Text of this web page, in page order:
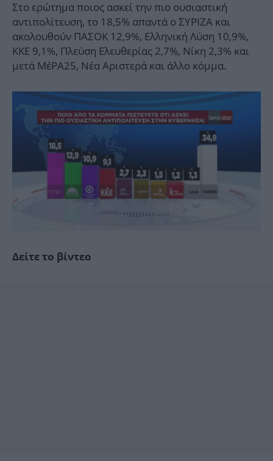
Στο ερώτημα ποιος ασκεί την πιο ουσιαστική
αντιπολίτευση, το 18,5% απαντά ο ΣΥΡΙΖΑ και
ακολουθούν ΠΑΣΟΚ 12,9%, Ελληνική Λύση 10,9%,
ΚΚΕ 9,1%, Πλεύση Ελευθερίας 2,7%, Νίκη 2,3% και
μετά ΜέΡΑ25, Νέα Αριστερά και άλλο κόμμα.
Δείτε το βίντεο